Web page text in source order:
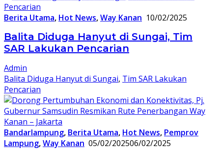
Berita Utama, Hot News,Way Kanan 10/02/2025
Balita Diduga Hanyut di Sungai, Tim
SAR Lakukan Pencarian
Admin
Balita Diduga Hanyut di Sungai, Tim SAR Lakukan
Pencarian
Bandarlampung, Berita Utama, Hot News, Pemprov
Lampung,Way Kanan 05/02/202506/02/2025